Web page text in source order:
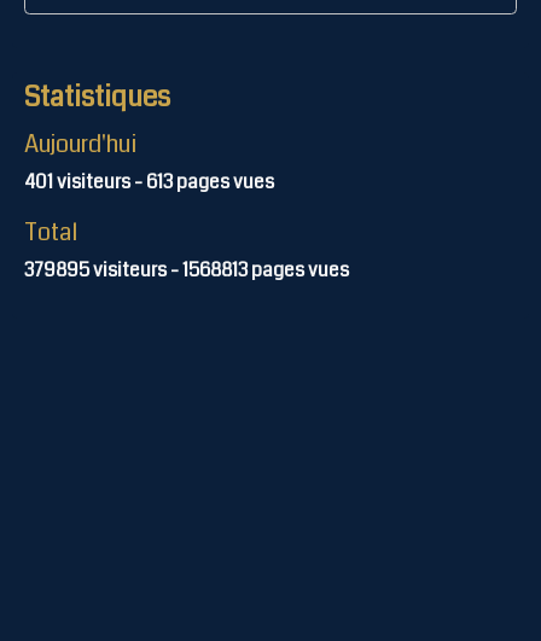
Statistiques
Aujourd'hui
401visiteurs -613pages vues
Total
379895visiteurs -1568813pages vues